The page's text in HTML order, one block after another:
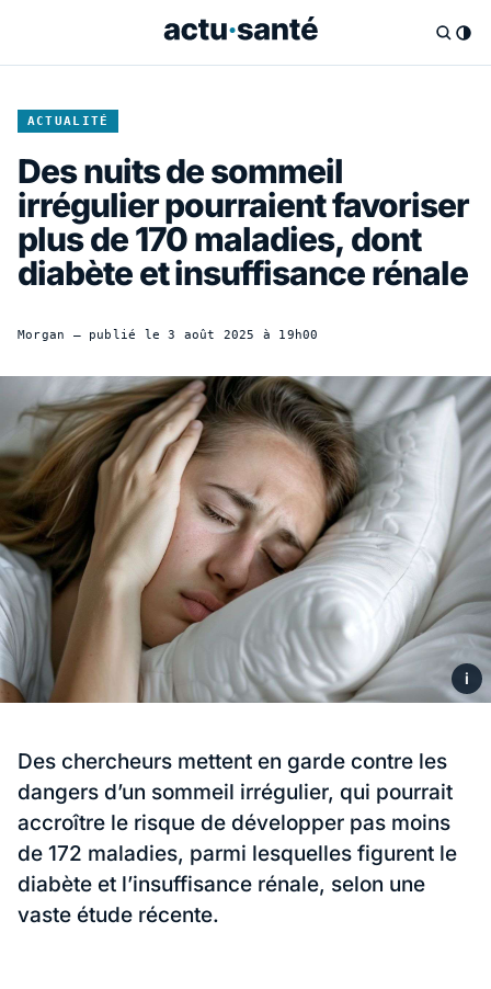
ACTUALITÉ
Des nuits de sommeil
irrégulier pourraient favoriser
plus de 170 maladies, dont
diabète et insuffisance rénale
Morgan — publié le3 août 2025 à 19h00
i
Des chercheurs mettent en garde contre les
dangers d’un sommeil irrégulier, qui pourrait
accroître le risque de développer pas moins
de 172 maladies, parmi lesquelles figurent le
diabète et l’insuffisance rénale, selon une
vaste étude récente.